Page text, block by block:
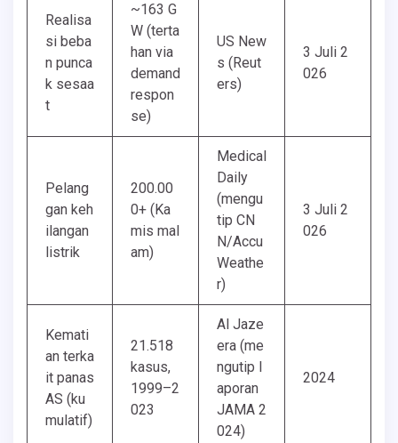
Realisa
si beba
n punca
k sesaa
t
~163 G
W (terta
han via
demand
respon
se)
US New
s (Reut
ers)
3 Juli 2
026
Pelang
gan keh
ilangan
listrik
200.00
0+ (Ka
mis mal
am)
Medical
Daily
(mengu
tip CN
N/Accu
Weathe
r)
3 Juli 2
026
Kemati
an terka
it panas
AS (ku
mulatif)
21.518
kasus,
1999–2
023
Al Jaze
era (me
ngutip l
aporan
JAMA 2
024)
2024